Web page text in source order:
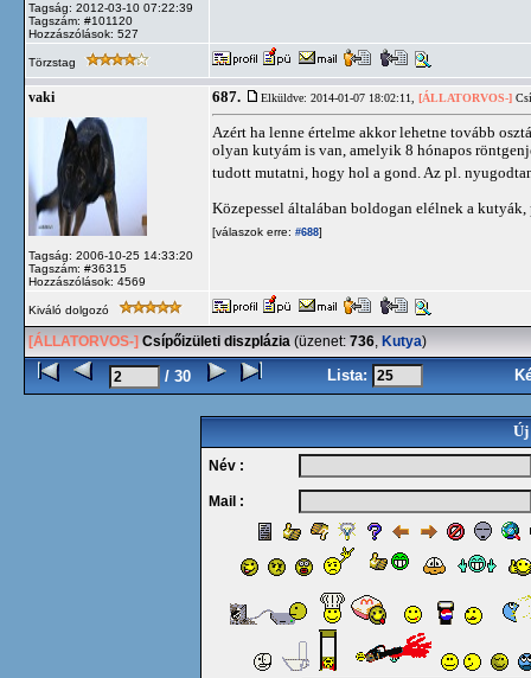
Tagság: 2012-03-10 07:22:39
Tagszám: #101120
Hozzászólások: 527
Törzstag
vaki
Tagság: 2006-10-25 14:33:20
Tagszám: #36315
Hozzászólások: 4569
687. Elküldve: 2014-01-07 18:02:11, [ÁLLATORVOS-]
Azért ha lenne értelme akkor lehetne tovább
olyan kutyám is van, amelyik 8 hónapos
tudott mutatni, hogy hol a gond. Az pl.
Közepessel általában boldogan elélnek a
[válaszok erre: #688]
Kiváló dolgozó
[ÁLLATORVOS-] Csípőizületi diszplázia (üzenet: 736, Kutya)
/ 30 Lista:
Új
Név :
Mail :